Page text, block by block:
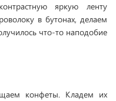
яркую ленту
в бутонах, делаем
что-то наподобие
конфеты. Кладем их